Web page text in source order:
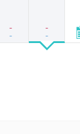
-
-
-
-